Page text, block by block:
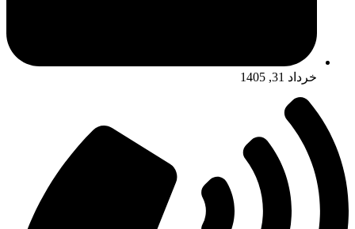
خرداد 31, 1405